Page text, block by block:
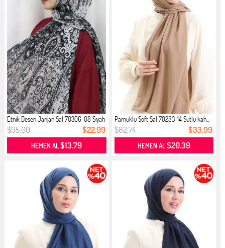
Etnik Desen Janjan Şal 70306-08 Siyah
$95.00 $22.99
HEMEN AL$13.79
Pamuklu Soft Şal 70283-14 Sütlü kah...
$82.74 $33.99
HEMEN AL$20.39